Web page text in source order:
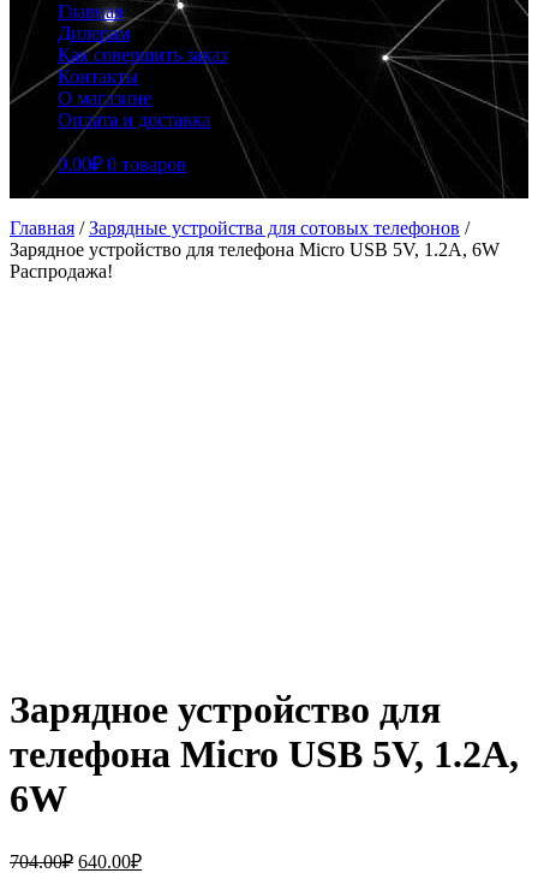
Главная
Дилерам
Как совершить заказ
Контакты
О магазине
Оплата и доставка
0.00₽ 0 товаров
Главная /Зарядные устройства для сотовых телефонов /
Зарядное устройство для телефона Micro USB 5V, 1.2A, 6W
Распродажа!
Зарядное устройство для
телефона Micro USB 5V, 1.2A,
6W
704.00₽ Первоначальная
640.00₽Текущая